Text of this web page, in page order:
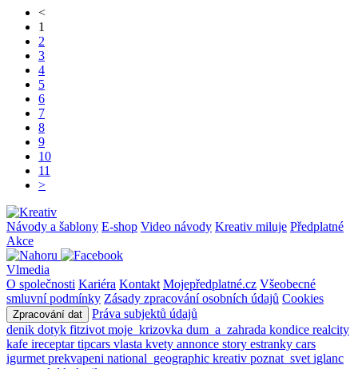
<
1
2
3
4
5
6
7
8
9
10
11
>
Návody a šablony E-shop Video návody Kreativ miluje Předplatné
Akce
Vlmedia
O společnosti Kariéra Kontakt Mojepředplatné.cz Všeobecné
smluvní podmínky Zásady zpracování osobních údajů Cookies
Zpracování dat
Práva subjektů údajů
denik dotyk fitzivot moje_krizovka dum_a_zahrada kondice realcity
kafe ireceptartipcars vlasta kvety annonce story estranky cars
igurmet prekvapeni national_geographic kreativ poznat_svet iglanc